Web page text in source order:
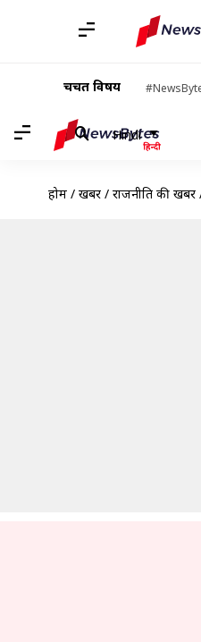
चर्चित विषय
Hindi
होम / खबरें / राजनीति की खबरें